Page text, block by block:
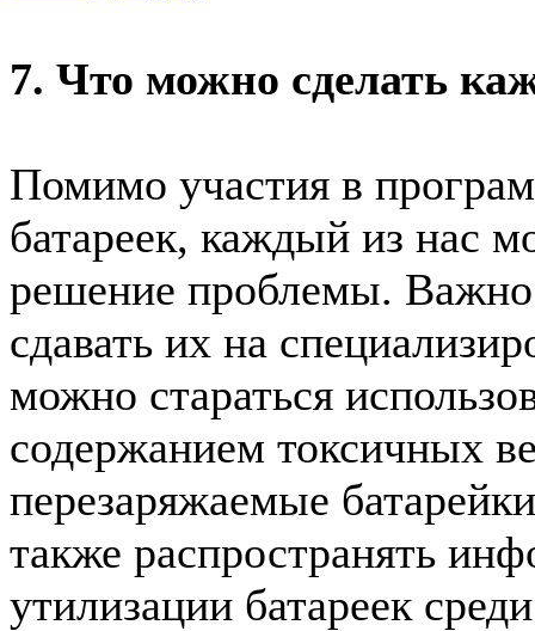
7. Что можно сделать
Помимо участия в
батареек, каждый из нас
решение проблемы. Важно
сдавать их на
можно стараться
содержанием токсичных
перезаряжаемые
также распространять
утилизации батареек